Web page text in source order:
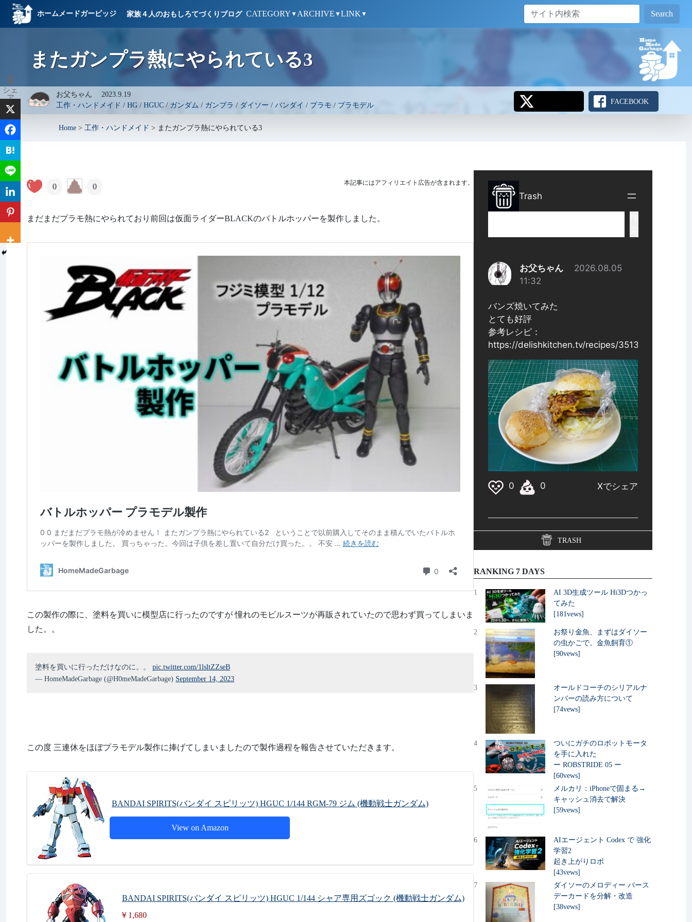
ホームメードガービッジ 家族４人のおもしろてづくりブログ CATEGORY ▼ ARCHIVE ▼LINK ▼ Search
またガンプラ熱にやられている3
お父ちゃん 2023.9.19
工作・ハンドメイド / HG/ HGUC/ ガンダム / ガンプラ / ダイソー / バンダイ / プラモ / プラモデル FACEBOOK
Home > 工作・ハンドメイド > またガンプラ熱にやられている3
本記事にはアフィリエイト広告が含まれます。
0 0
まだまだプラモ熱にやられており前回は仮面ライダーBLACKのバトルホッパーを製作しました。
この製作の際に、塗料を買いに模型店に行ったのですが 憧れのモビルスーツが再販されていたので思わず買ってしまいま
した。。
塗料を買いに行っただけなのに。。 pic.twitter.com/1lsltZZseB
— HomeMadeGarbage (@H0meMadeGarbage) September 14, 2023
この度 三連休をほぼプラモデル製作に捧げてしまいましたので製作過程を報告させていただきます。
BANDAI SPIRITS(バンダイ スピリッツ) HGUC 1/144 RGM-79 ジム (機動戦士ガンダム)
View on Amazon
BANDAI SPIRITS(バンダイ スピリッツ) HGUC 1/144 シャア専用ズゴック (機動戦士ガンダム)
￥1,680
0
シェ
ア
TRASH
RANKING 7 DAYS
1
AI 3D生成ツール Hi3Dつかっ
てみた
[181vews]
2
お祭り金魚、まずはダイソー
の虫かごで。金魚飼育①
[90vews]
3
オールドコーチのシリアルナ
ンバーの読み方について
[74vews]
4
ついにガチのロボットモータ
を手に入れた
ー ROBSTRIDE 05 ー
[60vews]
5
メルカリ：iPhoneで固まる→
キャッシュ消去で解決
[59vews]
6
AIエージェント Codex で 強化
学習2
起き上がりロボ
[43vews]
7
ダイソーのメロディー バース
デーカードを分解・改造
[38vews]